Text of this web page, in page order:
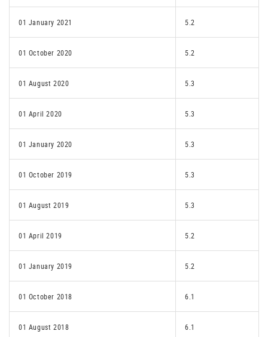
01 January 2021 5.2
01 October 2020 5.2
01 August 2020 5.3
01 April 2020 5.3
01 January 2020 5.3
01 October 2019 5.3
01 August 2019 5.3
01 April 2019 5.2
01 January 2019 5.2
01 October 2018 6.1
01 August 2018 6.1